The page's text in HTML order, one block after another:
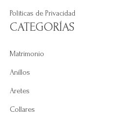
Políticas de Privacidad
CATEGORÍAS
Matrimonio
Anillos
Aretes
Collares